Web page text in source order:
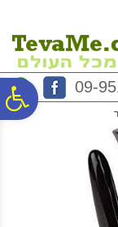
09-